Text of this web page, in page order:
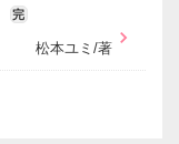
完
松本ユミ/著